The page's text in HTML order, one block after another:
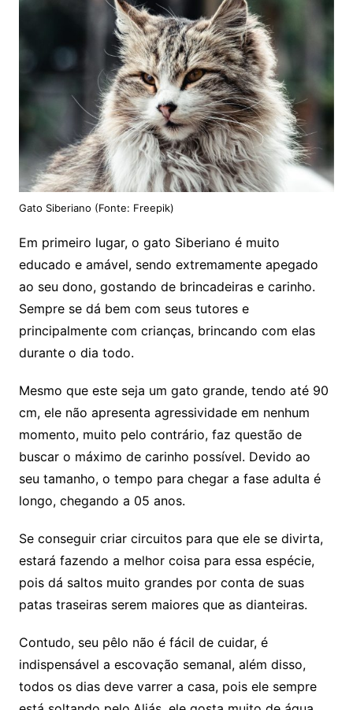
Gato Siberiano (Fonte: Freepik)
Em primeiro lugar, o gato Siberiano é muito
educado e amável, sendo extremamente apegado
ao seu dono, gostando de brincadeiras e carinho.
Sempre se dá bem com seus tutores e
principalmente com crianças, brincando com elas
durante o dia todo.
Mesmo que este seja um gato grande, tendo até 90
cm, ele não apresenta agressividade em nenhum
momento, muito pelo contrário, faz questão de
buscar o máximo de carinho possível. Devido ao
seu tamanho, o tempo para chegar a fase adulta é
longo, chegando a 05 anos.
Se conseguir criar circuitos para que ele se divirta,
estará fazendo a melhor coisa para essa espécie,
pois dá saltos muito grandes por conta de suas
patas traseiras serem maiores que as dianteiras.
Contudo, seu pêlo não é fácil de cuidar, é
indispensável a escovação semanal, além disso,
todos os dias deve varrer a casa, pois ele sempre